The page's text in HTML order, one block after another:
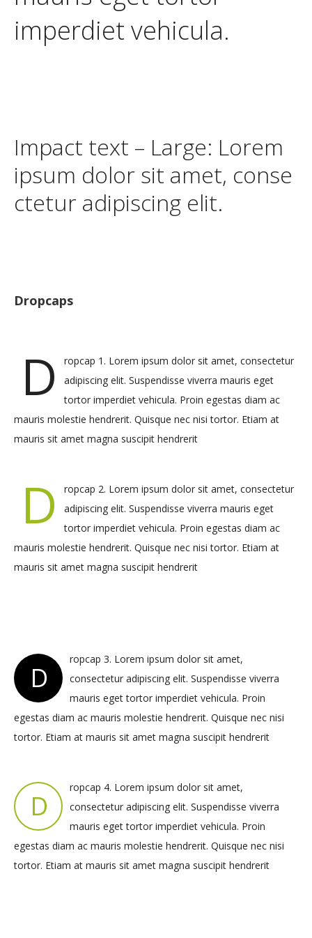
imperdiet vehicula.
Impact text – Large: Lorem
ipsum dolor sit amet, conse
ctetur adipiscing elit.
Dropcaps
D
ropcap 1. Lorem ipsum dolor sit amet, consectetur
adipiscing elit. Suspendisse viverra mauris eget
tortor imperdiet vehicula. Proin egestas diam ac
mauris molestie hendrerit. Quisque nec nisi tortor. Etiam at
mauris sit amet magna suscipit hendrerit
D
ropcap 2. Lorem ipsum dolor sit amet, consectetur
adipiscing elit. Suspendisse viverra mauris eget
tortor imperdiet vehicula. Proin egestas diam ac
mauris molestie hendrerit. Quisque nec nisi tortor. Etiam at
mauris sit amet magna suscipit hendrerit
D
ropcap 3. Lorem ipsum dolor sit amet,
consectetur adipiscing elit. Suspendisse viverra
mauris eget tortor imperdiet vehicula. Proin
egestas diam ac mauris molestie hendrerit. Quisque nec nisi
tortor. Etiam at mauris sit amet magna suscipit hendrerit
D
ropcap 4. Lorem ipsum dolor sit amet,
consectetur adipiscing elit. Suspendisse viverra
mauris eget tortor imperdiet vehicula. Proin
egestas diam ac mauris molestie hendrerit. Quisque nec nisi
tortor. Etiam at mauris sit amet magna suscipit hendrerit